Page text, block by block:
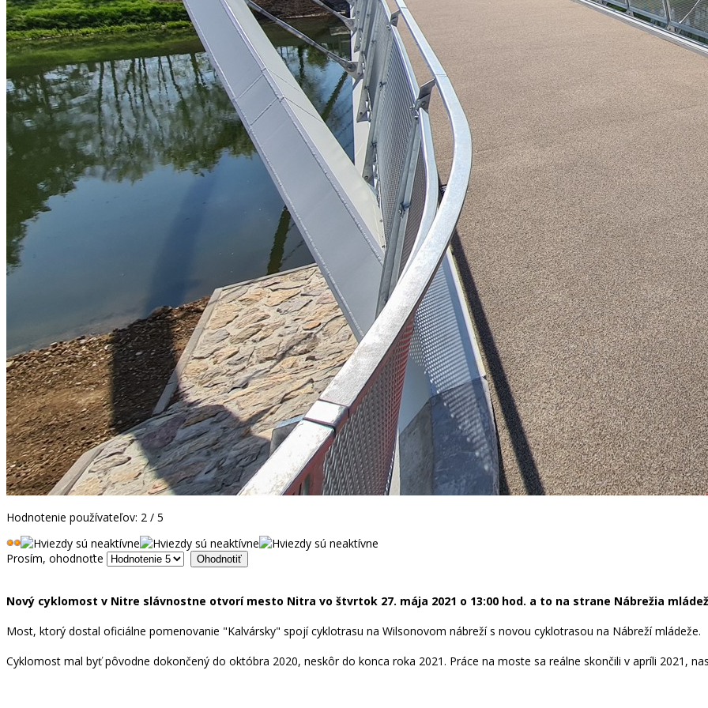
Hodnotenie používateľov: 2 / 5
Prosím, ohodnoťte
Nový cyklomost v Nitre slávnostne otvorí mesto Nitra vo štvrtok 27. mája 2021 o 13:00 hod. a to na strane Nábrežia
Most, ktorý dostal oficiálne pomenovanie "Kalvársky" spojí cyklotrasu na Wilsonovom nábreží s novou cyklotrasou na Nábreží mládeže.
Cyklomost mal byť pôvodne dokončený do októbra 2020, neskôr do konca roka 2021. Práce na moste sa reálne skončili v apríli 2021,